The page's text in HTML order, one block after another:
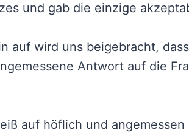
und gab die einzige
auf wird uns beigebracht,
Antwort auf die
auf höflich und